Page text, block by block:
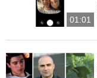
01:01